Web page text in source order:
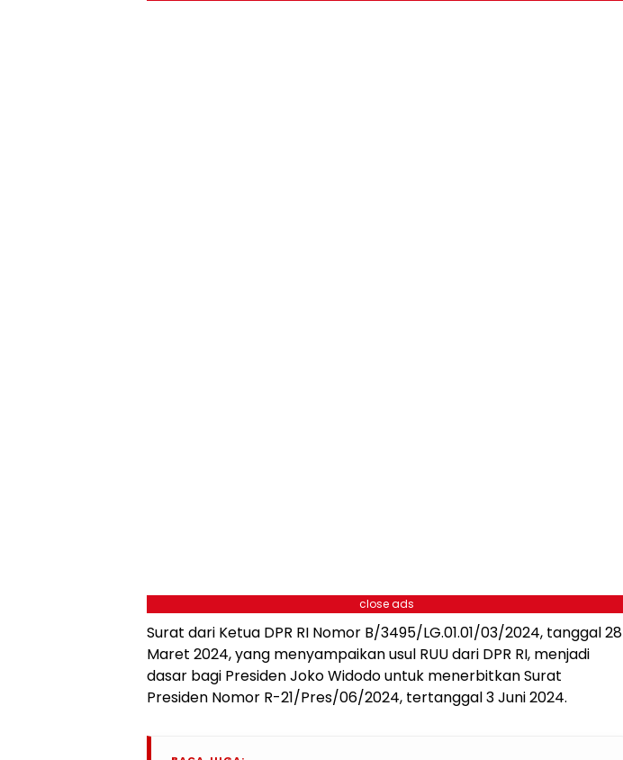
close ads
Surat dari Ketua DPR RI Nomor B/3495/LG.01.01/03/2024, tanggal 28
Maret 2024, yang menyampaikan usul RUU dari DPR RI, menjadi
dasar bagi Presiden Joko Widodo untuk menerbitkan Surat
Presiden Nomor R-21/Pres/06/2024, tertanggal 3 Juni 2024.